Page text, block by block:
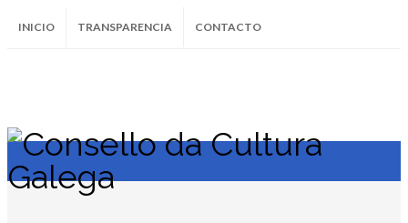
INICIO TRANSPARENCIA CONTACTO
InstagramFacebookTwitter Soundcloud
Youtube